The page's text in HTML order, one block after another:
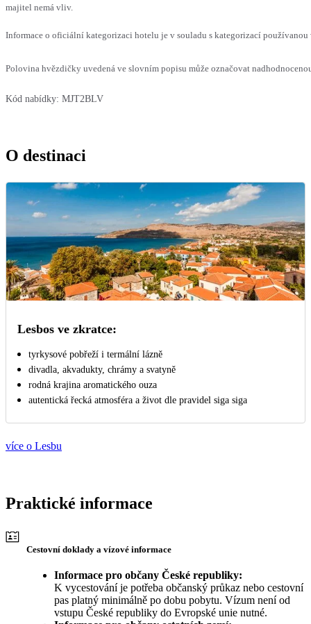
majitel nemá vliv.
Informace o oficiální kategorizaci hotelu je v souladu s kategorizací
Polovina hvězdičky uvedená ve slovním popisu může označovat
Kód nabídky: MJT2BLV
O destinaci
Lesbos ve zkratce:
tyrkysové pobřeží i termální lázně
divadla, akvadukty, chrámy a svatyně
rodná krajina aromatického ouza
autentická řecká atmosféra a život dle pravidel siga siga
více o Lesbu
Praktické informace
Cestovní doklady a vízové informace
Informace pro občany České republiky:
K vycestování je potřeba občanský průkaz nebo cestovní
pas platný minimálně po dobu pobytu. Vízum není od
vstupu České republiky do Evropské unie nutné.